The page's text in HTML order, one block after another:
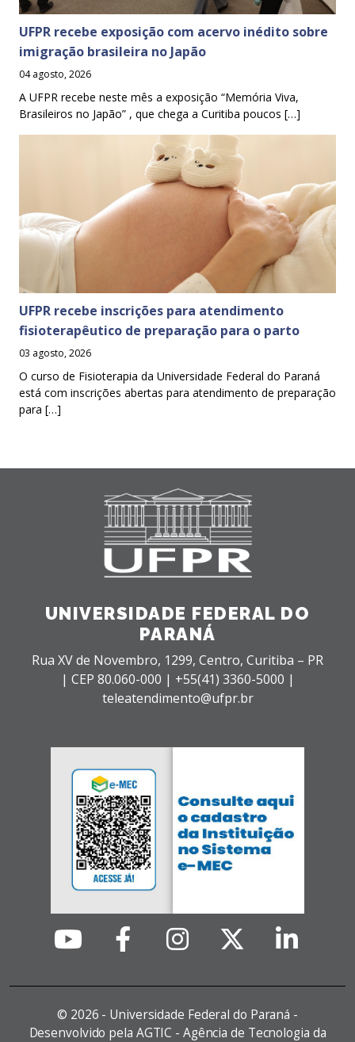
UFPR recebe exposição com acervo inédito sobre
imigração brasileira no Japão
04 agosto, 2026
A UFPR recebe neste mês a exposição “Memória Viva,
Brasileiros no Japão” , que chega a Curitiba poucos […]
UFPR recebe inscrições para atendimento
fisioterapêutico de preparação para o parto
03 agosto, 2026
O curso de Fisioterapia da Universidade Federal do Paraná
está com inscrições abertas para atendimento de preparação
para […]
UNIVERSIDADE FEDERAL DO
PARANÁ
Rua XV de Novembro, 1299, Centro, Curitiba – PR
| CEP 80.060-000 | +55(41) 3360-5000 |
teleatendimento@ufpr.br
© 2026 - Universidade Federal do Paraná -
Desenvolvido pela AGTIC - Agência de Tecnologia da